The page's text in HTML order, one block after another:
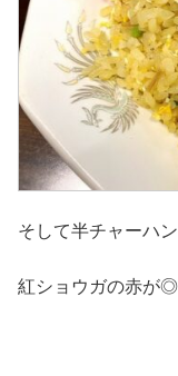
そして半チャーハン
紅ショウガの赤が◎